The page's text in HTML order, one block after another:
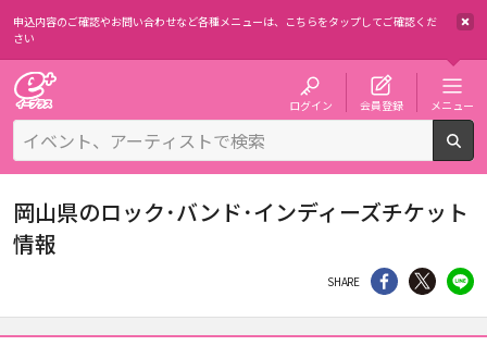
申込内容のご確認やお問い合わせなど各種メニューは、 こちらをタップしてご確認くだ
さい
ログイン 会員登録 メニュー
岡山県のロック･バンド･インディーズチケット
情報
SHARE シェア Twitter